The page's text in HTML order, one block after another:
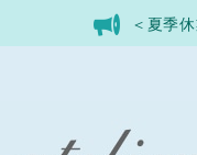
＜夏季